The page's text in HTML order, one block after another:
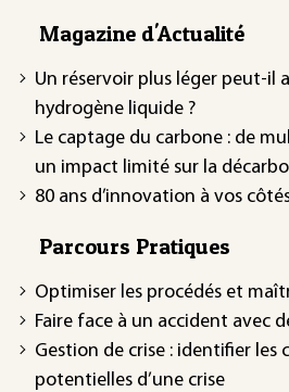
Magazine d'Actualité
Un réservoir plus léger peut-il
hydrogène liquide ?
Le captage du carbone : de
un impact limité sur la
80 ans d’innovation à vos
Parcours Pratiques
Optimiser les procédés et
Faire face à un accident avec
Gestion de crise : identifier les
potentielles d’une crise